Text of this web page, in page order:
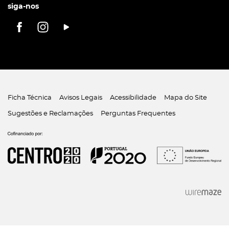
siga-nos
Ficha Técnica Avisos Legais Acessibilidade Mapa do Site
Sugestões e Reclamações Perguntas Frequentes